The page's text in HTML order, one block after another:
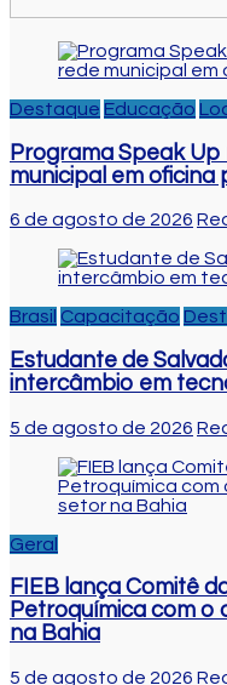
Destaque Educação
Programa Speak
municipal em oficina
6 de agosto de 2026
Brasil Capacitação
Estudante de
intercâmbio em
5 de agosto de 2026
Geral
FIEB lança Comitê
Petroquímica com
na Bahia
5 de agosto de 2026